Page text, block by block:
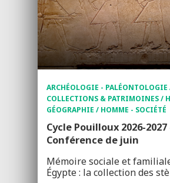
ARCHÉOLOGIE - PALÉONTOLOGIE
COLLECTIONS & PATRIMOINES /
GÉOGRAPHIE / HOMME - SOCIÉTÉ
Cycle Pouilloux 2026-2027
Conférence de juin
Mémoire sociale et
Égypte : la collection des